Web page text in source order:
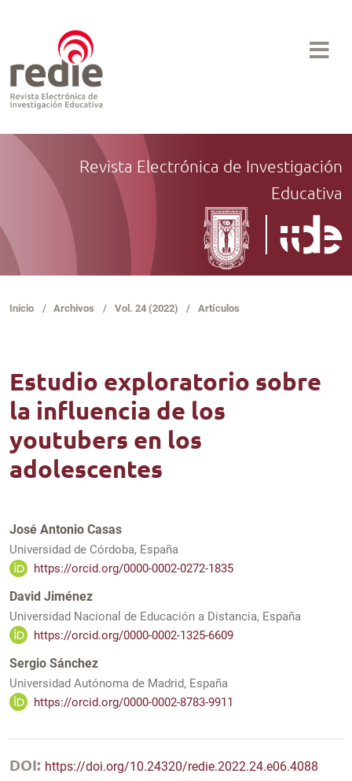
Revista Electrónica de Investigación
Educativa
Inicio / Archivos / Vol. 24 (2022) / Artículos
Estudio exploratorio sobre
la influencia de los
youtubers en los
adolescentes
José Antonio Casas
Universidad de Córdoba, España
https://orcid.org/0000-0002-0272-1835
David Jiménez
Universidad Nacional de Educación a Distancia, España
https://orcid.org/0000-0002-1325-6609
Sergio Sánchez
Universidad Autónoma de Madrid, España
https://orcid.org/0000-0002-8783-9911
DOI: https://doi.org/10.24320/redie.2022.24.e06.4088